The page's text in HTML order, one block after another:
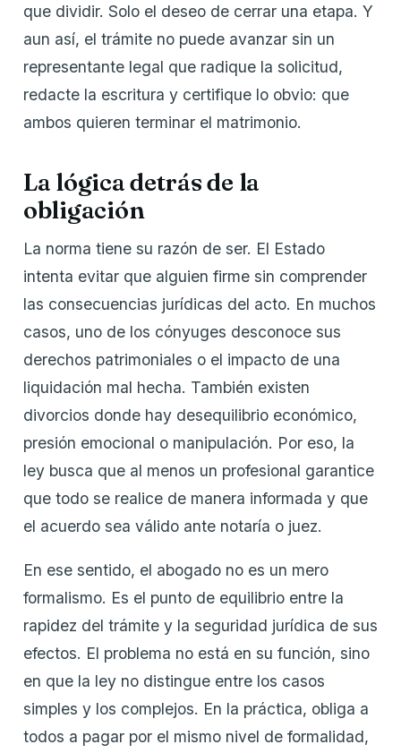
que dividir. Solo el deseo de cerrar una etapa. Y
aun así, el trámite no puede avanzar sin un
representante legal que radique la solicitud,
redacte la escritura y certifique lo obvio: que
ambos quieren terminar el matrimonio.
La lógica detrás de la
obligación
La norma tiene su razón de ser. El Estado
intenta evitar que alguien firme sin comprender
las consecuencias jurídicas del acto. En muchos
casos, uno de los cónyuges desconoce sus
derechos patrimoniales o el impacto de una
liquidación mal hecha. También existen
divorcios donde hay desequilibrio económico,
presión emocional o manipulación. Por eso, la
ley busca que al menos un profesional garantice
que todo se realice de manera informada y que
el acuerdo sea válido ante notaría o juez.
En ese sentido, el abogado no es un mero
formalismo. Es el punto de equilibrio entre la
rapidez del trámite y la seguridad jurídica de sus
efectos. El problema no está en su función, sino
en que la ley no distingue entre los casos
simples y los complejos. En la práctica, obliga a
todos a pagar por el mismo nivel de formalidad,